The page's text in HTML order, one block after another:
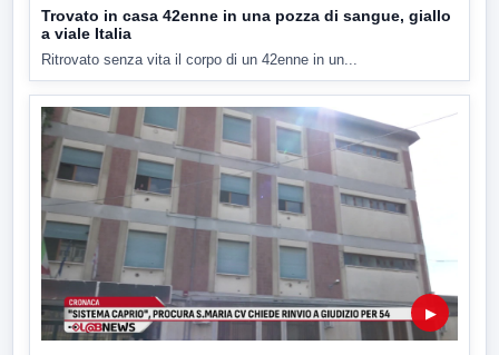
Trovato in casa 42enne in una pozza di sangue, giallo
a viale Italia
Ritrovato senza vita il corpo di un 42enne in un...
▶